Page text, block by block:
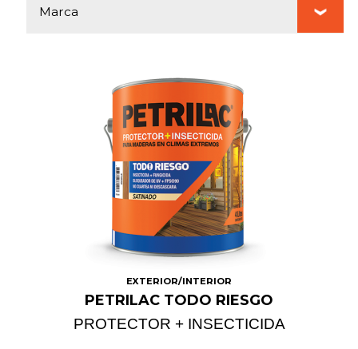
Marca
EXTERIOR/INTERIOR
PETRILAC TODO RIESGO
PROTECTOR + INSECTICIDA